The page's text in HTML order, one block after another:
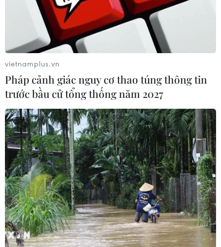
vietnamplus.vn
Pháp cảnh giác nguy cơ thao túng thông tin
trước bầu cử tổng thống năm 2027